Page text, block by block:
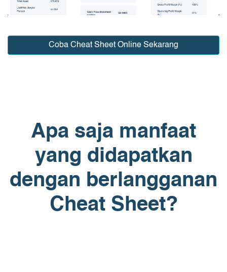
Coba Cheat Sheet Online Sekarang
Apa saja manfaat
yang didapatkan
dengan berlangganan
Cheat Sheet?